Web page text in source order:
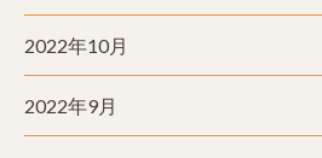
2022年10月
2022年9月